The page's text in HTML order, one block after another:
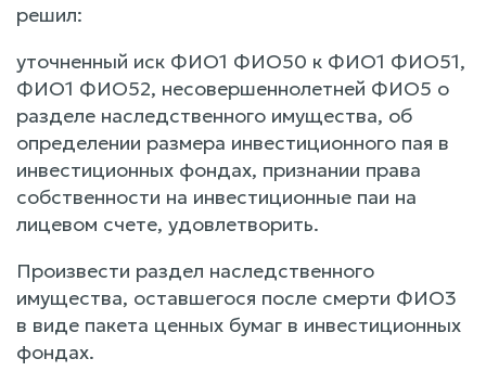
решил:
уточненный иск ФИО1 ФИО50 к ФИО1 ФИО51,
ФИО1 ФИО52, несовершеннолетней ФИО5 о
разделе наследственного имущества, об
определении размера инвестиционного пая в
инвестиционных фондах, признании права
собственности на инвестиционные паи на
лицевом счете, удовлетворить.
Произвести раздел наследственного
имущества, оставшегося после смерти ФИО3
в виде пакета ценных бумаг в инвестиционных
фондах.